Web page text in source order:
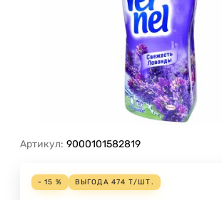
Артикул: 9000101582819
- 15 % ВЫГОДА 474 Т/ШТ.